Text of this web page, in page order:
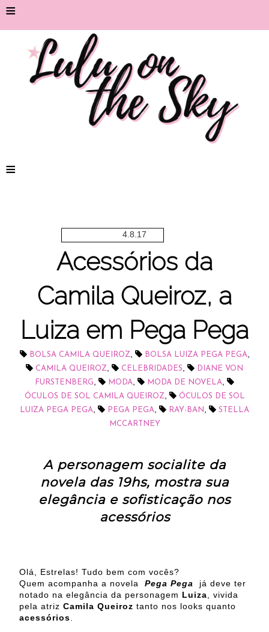
≡
≡
4.8.17
Acessórios da
Camila Queiroz, a
Luiza em Pega Pega
BOLSA CAMILA QUEIROZ, BOLSA LUIZA PEGA PEGA,
CAMILA QUEIROZ, CELEBRIDADES,
DIANE VON
FURSTENBERG, MODA, MODA DE NOVELA,
ÓCULOS DE SOL CAMILA QUEIROZ,
ÓCULOS DE SOL
LUIZA PEGA PEGA, PEGA PEGA, RAY-BAN,
STELLA
MCCARTNEY
A personagem socialite da
novela das 19hs, mostra sua
elegância e sofisticação nos
acessórios
Olá, Estrelas! Tudo bem com vocês?
Quem acompanha a novela
Pega Pega
já deve ter
notado na elegância da personagem Luiza , vivida
pela atriz Camila Queiroz tanto nos looks quanto
acessórios